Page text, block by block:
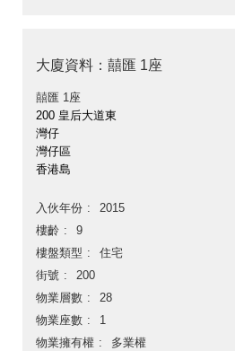
大廈資料：囍匯 1座
囍匯 1座
200 皇后大道東
灣仔
灣仔區
香港島
入伙年份
2015
樓齡
9
樓盤類型
住宅
街號
200
物業層數
28
物業座數
1
物業擁有權
多業權